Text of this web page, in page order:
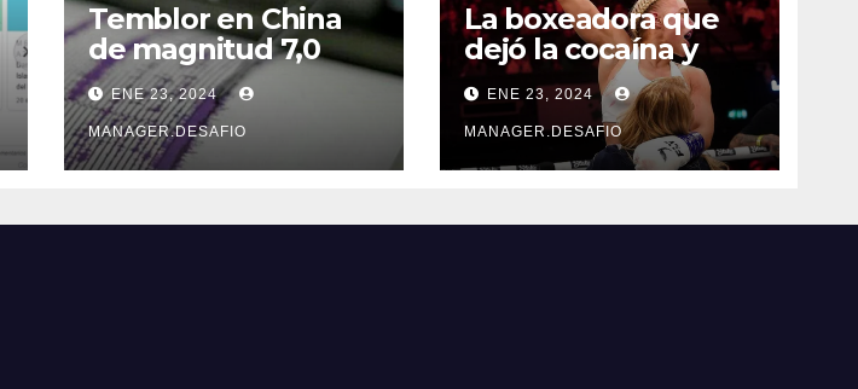
Temblor en China
de magnitud 7,0
sacudió la provincia
de Xinjiang
ENE 23, 2024
MANAGER.DESAFIO
La boxeadora que
dejó la cocaína y
ahora quiere
triunfar en el ring​
ENE 23, 2024
MANAGER.DESAFIO